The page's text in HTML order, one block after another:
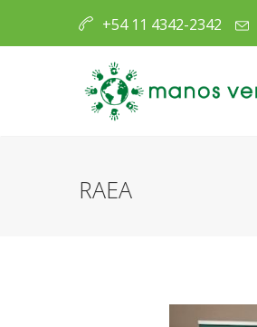
+54 11 4342-2342
RAEA